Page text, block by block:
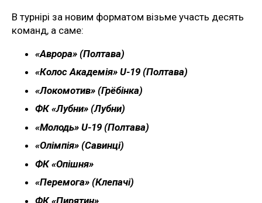
В турнірі за новим форматом візьме участь десять
команд, а саме:
«Аврора» (Полтава)
«Колос Академія» U-19 (Полтава)
«Локомотив» (Грёбінка)
ФК «Лубни» (Лубни)
«Молодь» U-19 (Полтава)
«Олімпія» (Савинці)
ФК «Опішня»
«Перемога» (Клепачі)
ФК «Пирятин»